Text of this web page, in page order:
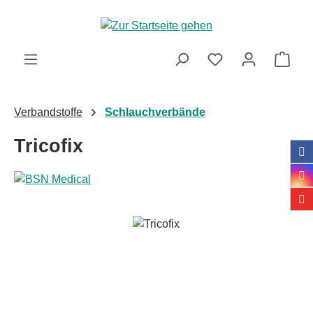
Zum Hauptinhalt springen
Verbandstoffe Schlauchverbände
Tricofix
Bildergalerie überspringen